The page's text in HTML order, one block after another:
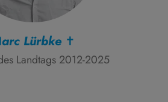
Lürbke ✝
Landtags 2012-2025